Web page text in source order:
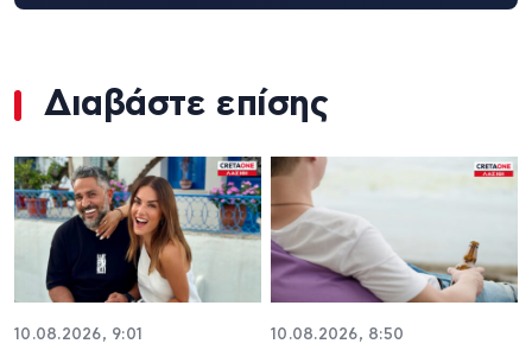
Διαβάστε επίσης
10.08.2026, 9:01 10.08.2026, 8:50